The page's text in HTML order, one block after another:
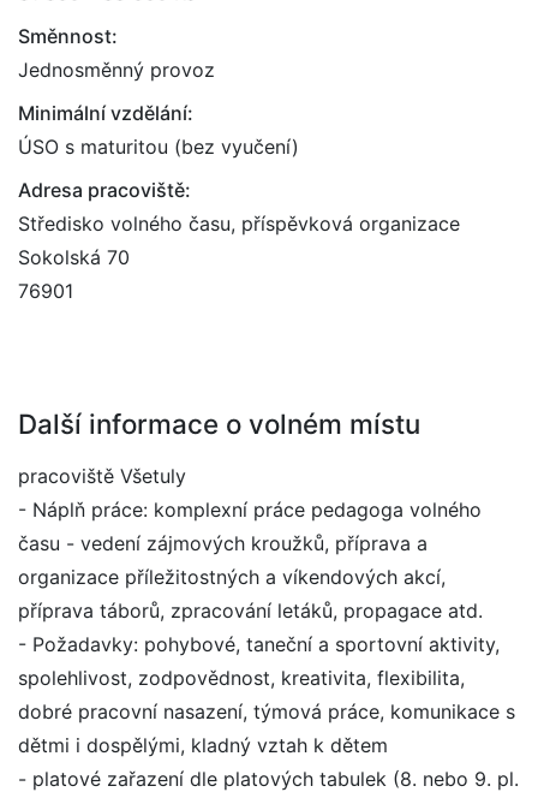
Směnnost:
Jednosměnný provoz
Minimální vzdělání:
ÚSO s maturitou (bez vyučení)
Adresa pracoviště:
Středisko volného času, příspěvková organizace
Sokolská 70
76901
Další informace o volném místu
pracoviště Všetuly
- Náplň práce: komplexní práce pedagoga volného
času - vedení zájmových kroužků, příprava a
organizace příležitostných a víkendových akcí,
příprava táborů, zpracování letáků, propagace atd.
- Požadavky: pohybové, taneční a sportovní aktivity,
spolehlivost, zodpovědnost, kreativita, flexibilita,
dobré pracovní nasazení, týmová práce, komunikace s
dětmi i dospělými, kladný vztah k dětem
- platové zařazení dle platových tabulek (8. nebo 9. pl.